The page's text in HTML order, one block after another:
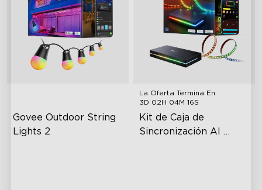
Govee Outdoor String
Lights 2
La Oferta Termina En
3D 02H 04M 15S
Kit de Caja de
Sincronización AI